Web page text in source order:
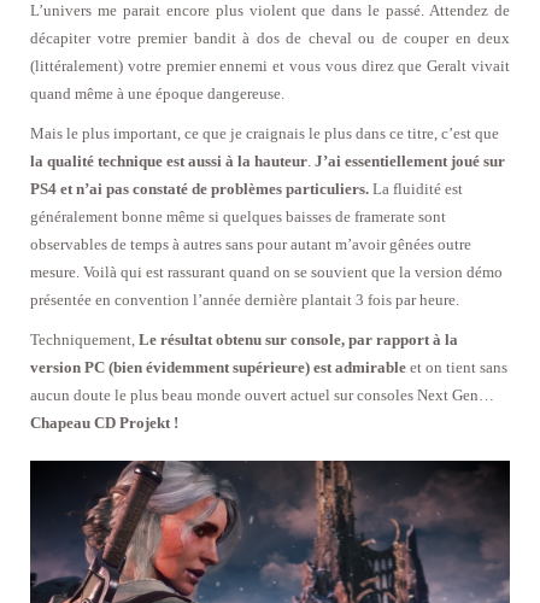
L’univers me parait encore plus violent que dans le passé. Attendez de
décapiter votre premier bandit à dos de cheval ou de couper en deux
(littéralement) votre premier ennemi et vous vous direz que Geralt vivait
quand même à une époque dangereuse.
Mais le plus important, ce que je craignais le plus dans ce titre, c’est que
la qualité technique est aussi à la hauteur. J’ai essentiellement joué sur
PS4 et n’ai pas constaté de problèmes particuliers. La fluidité est
généralement bonne même si quelques baisses de framerate sont
observables de temps à autres sans pour autant m’avoir gênées outre
mesure. Voilà qui est rassurant quand on se souvient que la version démo
présentée en convention l’année dernière plantait 3 fois par heure.
Techniquement, Le résultat obtenu sur console, par rapport à la
version PC (bien évidemment supérieure) est admirable et on tient sans
aucun doute le plus beau monde ouvert actuel sur consoles Next Gen…
Chapeau CD Projekt !